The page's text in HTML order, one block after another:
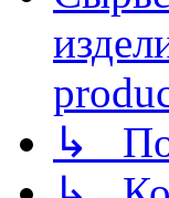
↳